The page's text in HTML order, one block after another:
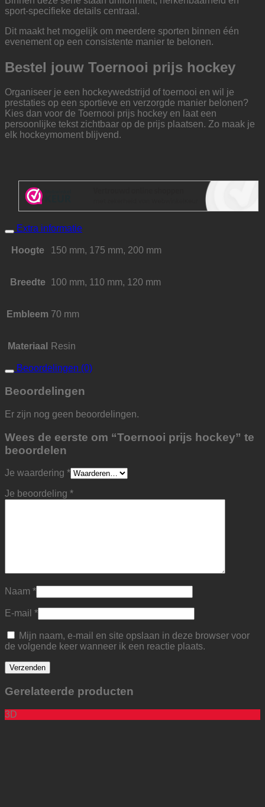
sport-specifieke details centraal.
Dit maakt het mogelijk om meerdere sporten binnen één
evenement op een consistente manier te belonen.
Bestel jouw Toernooi prijs hockey
Organiseer je een hockeywedstrijd of toernooi en wil je
prestaties op een sportieve en verzorgde manier belonen?
Kies dan voor de Toernooi prijs hockey en laat een
persoonlijke tekst zichtbaar op de prijs plaatsen. Zo maak je
elk hockeymoment blijvend.
Extra informatie
Hoogte 150 mm, 175 mm, 200 mm
Breedte 100 mm, 110 mm, 120 mm
Embleem 70 mm
Materiaal Resin
Beoordelingen (0)
Beoordelingen
Er zijn nog geen beoordelingen.
Wees de eerste om “Toernooi prijs hockey” te
beoordelen
Je waardering *
Je beoordeling *
Naam *
E-mail *
Mijn naam, e-mail en site opslaan in deze browser voor
de volgende keer wanneer ik een reactie plaats.
Gerelateerde producten
3D